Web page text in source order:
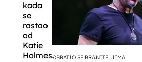
kada
se
rastao
od
Katie
Holmes.OBRATIO SE BRANITELJIMA